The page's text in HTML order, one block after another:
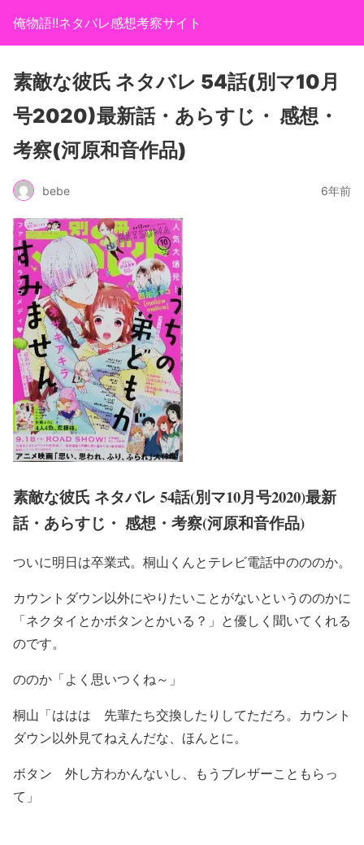
俺物語!!ネタバレ感想考察サイト
素敵な彼氏 ネタバレ 54話(別マ10月
号2020)最新話・あらすじ・ 感想・
考察(河原和音作品)
bebe 6年前
素敵な彼氏 ネタバレ 54話(別マ10月号2020)最新
話・あらすじ・ 感想・考察(河原和音作品)
ついに明日は卒業式。桐山くんとテレビ電話中のののか。
カウントダウン以外にやりたいことがないというののかに
「ネクタイとかボタンとかいる？」と優しく聞いてくれる
のです。
ののか「よく思いつくね～」
桐山「ははは 先輩たち交換したりしてただろ。カウント
ダウン以外見てねえんだな、ほんとに。
ボタン 外し方わかんないし、もうブレザーこともらっ
て」